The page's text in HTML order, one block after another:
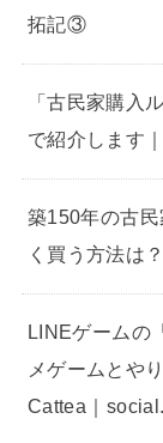
拓記③
「古民家購入
で紹介します
築150年の古
く買う方法は
LINEゲームの
メゲームとや
Cattea｜